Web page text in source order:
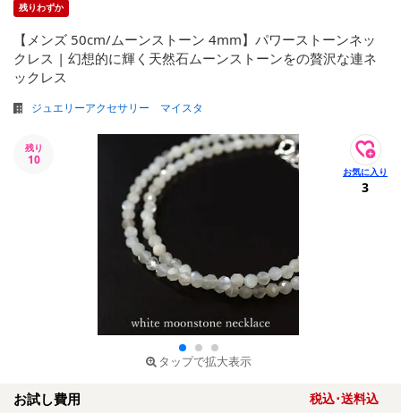
残りわずか
【メンズ 50cm/ムーンストーン 4mm】パワーストーンネッ
クレス | 幻想的に輝く天然石ムーンストーンをの贅沢な連ネ
ックレス
ジュエリーアクセサリー マイスタ
残り
10
タップで拡大表示
3
お試し費用 税込･送料込